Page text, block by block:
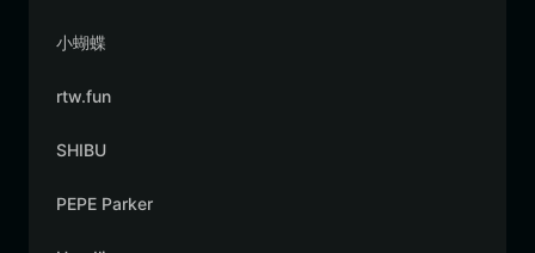
小蝴蝶
rtw.fun
SHIBU
PEPE Parker